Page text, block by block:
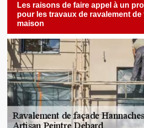
Les raisons de faire appel à un
pour les travaux de ravalement de
maison